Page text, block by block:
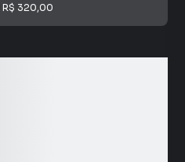
R$ 320,00